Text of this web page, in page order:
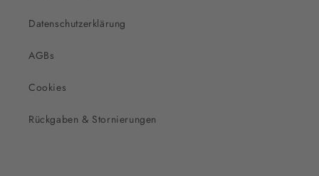
Datenschutzerklärung
AGBs
Cookies
Rückgaben & Stornierungen